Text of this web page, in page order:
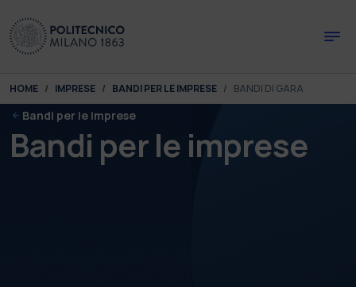
You are here:
HOME IMPRESE BANDI PER LE IMPRESE BANDI DI GARA
Bandi per le imprese
Bandi per le imprese